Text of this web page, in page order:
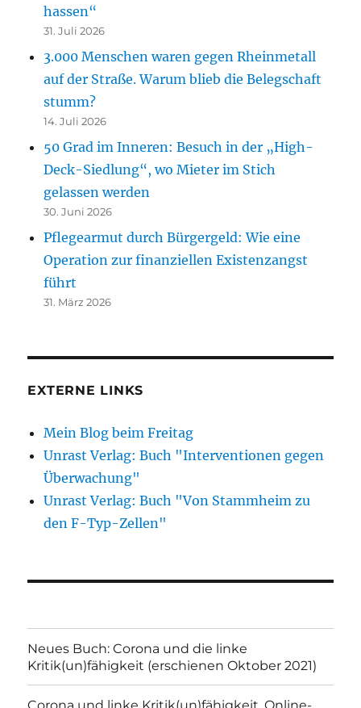
hassen“
31. Juli 2026
3.000 Menschen waren gegen Rheinmetall
auf der Straße. Warum blieb die Belegschaft
stumm?
14. Juli 2026
50 Grad im Inneren: Besuch in der „High-
Deck-Siedlung“, wo Mieter im Stich
gelassen werden
30. Juni 2026
Pflegearmut durch Bürgergeld: Wie eine
Operation zur finanziellen Existenzangst
führt
31. März 2026
EXTERNE LINKS
Mein Blog beim Freitag
Unrast Verlag: Buch "Interventionen gegen
Überwachung"
Unrast Verlag: Buch "Von Stammheim zu
den F-Typ-Zellen"
Neues Buch: Corona und die linke
Kritik(un)fähigkeit (erschienen Oktober 2021)
Corona und linke Kritik(un)fähigkeit. Online-